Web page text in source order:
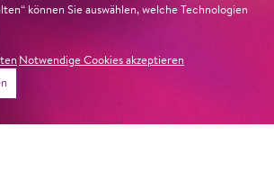
können Sie auswählen, welche Technologien
Notwendige Cookies akzeptieren